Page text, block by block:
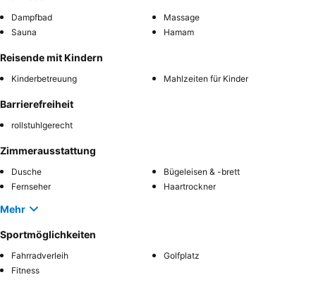
Dampfbad
Massage
Sauna
Hamam
Reisende mit Kindern
Kinderbetreuung Mahlzeiten für Kinder
Barrierefreiheit
rollstuhlgerecht
Zimmerausstattung
Dusche
Bügeleisen & -brett
Fernseher
Haartrockner
Mehr
Sportmöglichkeiten
Fahrradverleih
Golfplatz
Fitness